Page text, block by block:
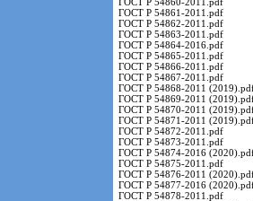
ГОСТ Р 54861-2011.pdf
ГОСТ Р 54862-2011.pdf
ГОСТ Р 54863-2011.pdf
ГОСТ Р 54864-2016.pdf
ГОСТ Р 54865-2011.pdf
ГОСТ Р 54866-2011.pdf
ГОСТ Р 54867-2011.pdf
ГОСТ Р 54868-2011
ГОСТ Р 54869-2011
ГОСТ Р 54870-2011
ГОСТ Р 54871-2011
ГОСТ Р 54872-2011.pdf
ГОСТ Р 54873-2011.pdf
ГОСТ Р 54874-2016
ГОСТ Р 54875-2011.pdf
ГОСТ Р 54876-2011
ГОСТ Р 54877-2016
ГОСТ Р 54878-2011.pdf